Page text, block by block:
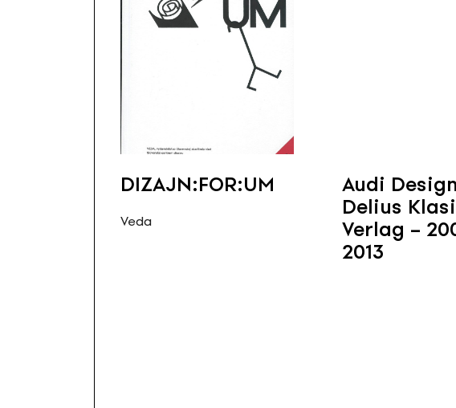
DIZAJN:FOR:UM
Veda
Audi
Delius
Verlag –
2013